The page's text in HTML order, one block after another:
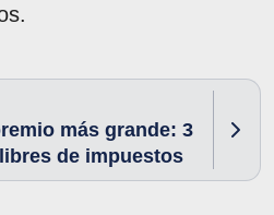
más grande: 3
de impuestos